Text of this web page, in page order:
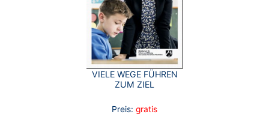
VIELE WEGE FÜHREN
ZUM ZIEL
Preis: gratis